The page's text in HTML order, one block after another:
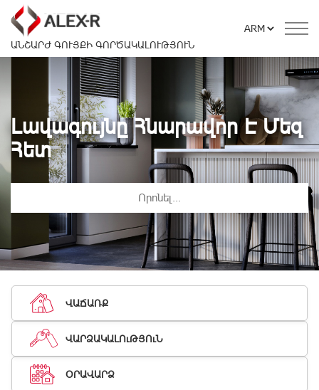
ԱՆՇԱՐԺ ԳՈՒՅՔԻ ԳՈՐԾԱԿԱԼՈՒԹՅՈՒՆ
Լավագույնը Հնարավոր Է Մեզ
Հետ
ՎԱՃԱՌՔ
ՎԱՐՁԱԿԱԼՈւԹՅՈւՆ
ՕՐԱՎԱՐՁ